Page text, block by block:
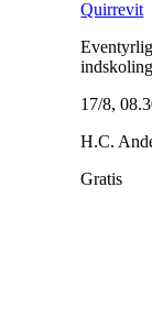
Quirrevit
17/8,
H.C.
Gratis